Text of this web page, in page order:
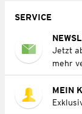
SERVICE
Jetzt
mehr
MEIN